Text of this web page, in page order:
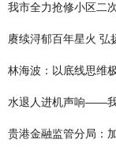
我市全力抢修小区二
赓续浔郁百年星火
林海波：以底线思维
水退人进机声响——
贵港金融监管分局：